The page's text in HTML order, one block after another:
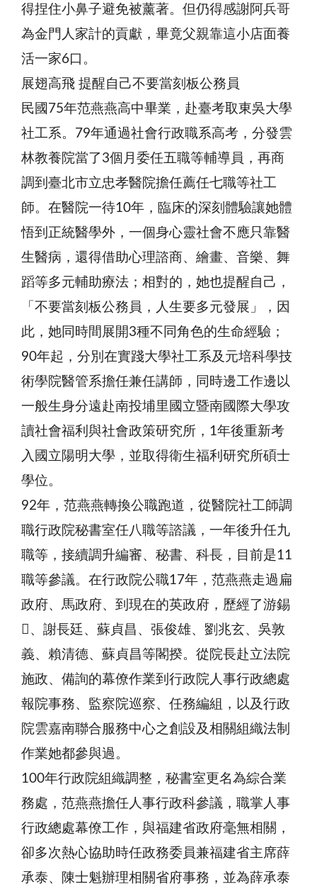
得捏住小鼻子避免被薰著。但仍得感謝阿兵哥
為金門人家計的貢獻，畢竟父親靠這小店面養
活一家6口。
展翅高飛 提醒自己不要當刻板公務員
民國75年范燕燕高中畢業，赴臺考取東吳大學
社工系。79年通過社會行政職系高考，分發雲
林教養院當了3個月委任五職等輔導員，再商
調到臺北市立忠孝醫院擔任薦任七職等社工
師。在醫院一待10年，臨床的深刻體驗讓她體
悟到正統醫學外，一個身心靈社會不應只靠醫
生醫病，還得借助心理諮商、繪畫、音樂、舞
蹈等多元輔助療法；相對的，她也提醒自己，
「不要當刻板公務員，人生要多元發展」，因
此，她同時間展開3種不同角色的生命經驗；
90年起，分別在實踐大學社工系及元培科學技
術學院醫管系擔任兼任講師，同時邊工作邊以
一般生身分遠赴南投埔里國立暨南國際大學攻
讀社會福利與社會政策研究所，1年後重新考
入國立陽明大學，並取得衛生福利研究所碩士
學位。
92年，范燕燕轉換公職跑道，從醫院社工師調
職行政院秘書室任八職等諮議，一年後升任九
職等，接續調升編審、秘書、科長，目前是11
職等參議。在行政院公職17年，范燕燕走過扁
政府、馬政府、到現在的英政府，歷經了游錫
、謝長廷、蘇貞昌、張俊雄、劉兆玄、吳敦
義、賴清德、蘇貞昌等閣揆。從院長赴立法院
施政、備詢的幕僚作業到行政院人事行政總處
報院事務、監察院巡察、任務編組，以及行政
院雲嘉南聯合服務中心之創設及相關組織法制
作業她都參與過。
100年行政院組織調整，秘書室更名為綜合業
務處，范燕燕擔任人事行政科參議，職掌人事
行政總處幕僚工作，與福建省政府毫無相關，
卻多次熱心協助時任政務委員兼福建省主席薛
承泰、陳士魁辦理相關省府事務，並為薛承泰